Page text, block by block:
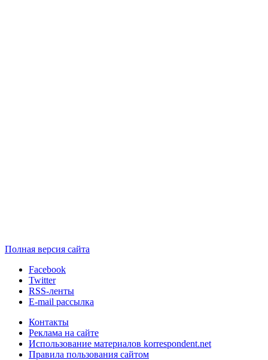
Полная версия сайта
Facebook
Twitter
RSS-ленты
E-mail рассылка
Контакты
Реклама на сайте
Использование материалов korrespondent.net
Правила пользования сайтом